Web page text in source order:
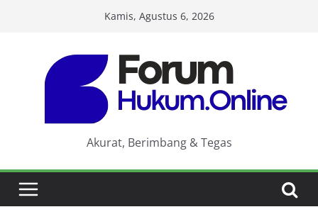
Kamis, Agustus 6, 2026
Akurat, Berimbang & Tegas